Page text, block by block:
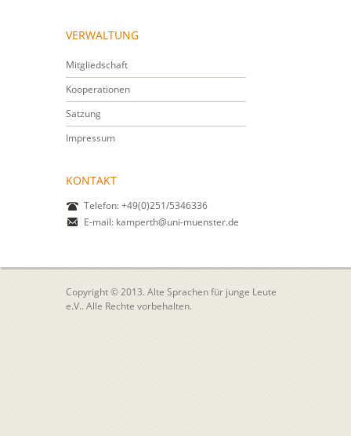
VERWALTUNG
Mitgliedschaft
Kooperationen
Satzung
Impressum
KONTAKT
Telefon: +49(0)251/5346336
E-mail: kamperth@uni-muenster.de
Copyright © 2013. Alte Sprachen für junge Leute
e.V.. Alle Rechte vorbehalten.